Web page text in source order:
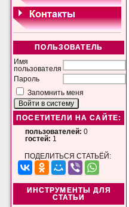
ПОЛЬЗОВАТЕЛЬ
Имя
пользователя
Пароль
Запомнить меня
ПОСЕТИТЕЛИ НА САЙТЕ:
пользователей: 0
гостей: 1
ПОДЕЛИТЬСЯ СТАТЬЁЙ:
ИНСТРУМЕНТЫ ДЛЯ
СТАТЬИ